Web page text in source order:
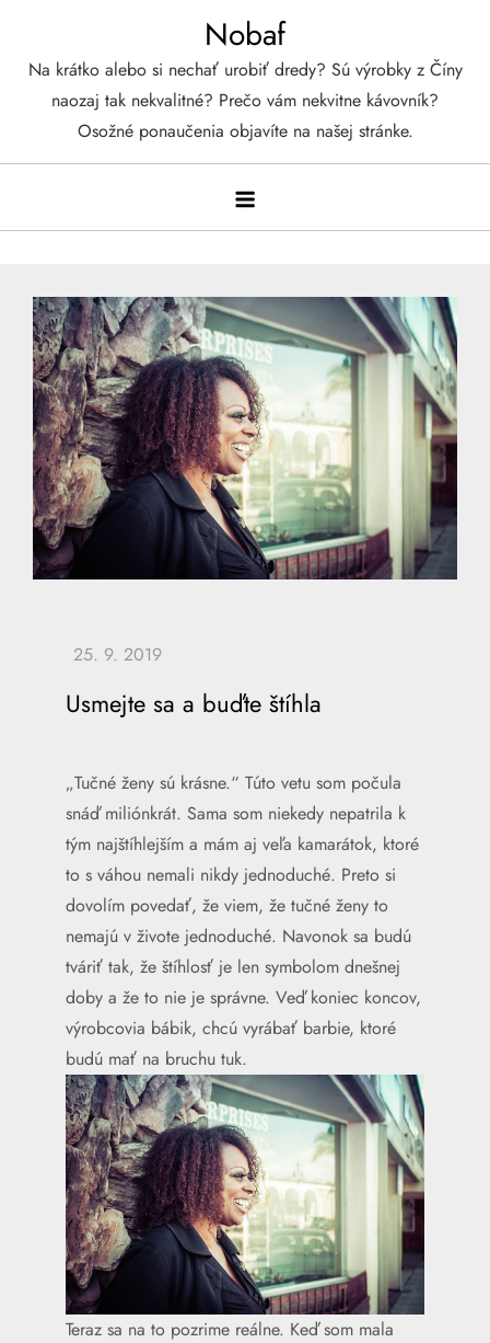
content
Nobaf
Na krátko alebo si nechať urobiť dredy? Sú výrobky z Číny
naozaj tak nekvalitné? Prečo vám nekvitne kávovník?
Osožné ponaučenia objavíte na našej stránke.
Usmejte sa a buďte štíhla
„Tučné ženy sú krásne.“ Túto vetu som počula
snáď miliónkrát. Sama som niekedy nepatrila k
tým najštíhlejším a mám aj veľa kamarátok, ktoré
to s váhou nemali nikdy jednoduché. Preto si
dovolím povedať, že viem, že tučné ženy to
nemajú v živote jednoduché. Navonok sa budú
tváriť tak, že štíhlosť je len symbolom dnešnej
doby a že to nie je správne. Veď koniec koncov,
výrobcovia bábik, chcú vyrábať barbie, ktoré
budú mať na bruchu tuk.
Teraz sa na to pozrime reálne. Keď som mala